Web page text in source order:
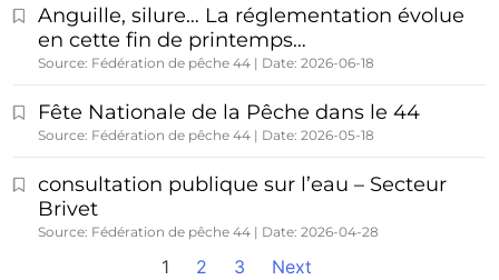
Anguille, silure… La réglementation évolue
en cette fin de printemps…
Source: Fédération de pêche 44 Date: 2026-06-18
Fête Nationale de la Pêche dans le 44
Source: Fédération de pêche 44 Date: 2026-05-18
consultation publique sur l’eau – Secteur
Brivet
Source: Fédération de pêche 44 Date: 2026-04-28
1 2 3 Next